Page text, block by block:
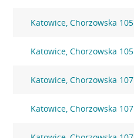
Katowice, Chorzowska 105
Katowice, Chorzowska 105
Katowice, Chorzowska 107
Katowice, Chorzowska 107